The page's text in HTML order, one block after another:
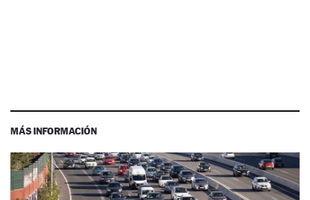
MÁS INFORMACIÓN